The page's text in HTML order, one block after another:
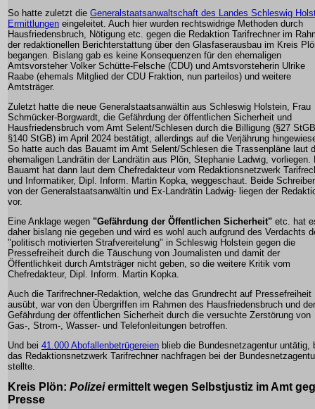
So hatte zuletzt die Generalstaatsanwaltschaft des Landes Schleswig
Ermittlungen eingeleitet. Auch hier wurden rechtswidrige Methoden durch
Hausfriedensbruch, Nötigung etc. gegen die Redaktion Tarifrechner im
der redaktionellen Berichterstattung über den Glasfaserausbau im Kreis
begangen. Bislang gab es keine Konsequenzen für den ehemaligen
Amtsvorsteher Volker Schütte-Felsche (CDU) und Amtsvorsteherin Ulrike
Raabe (ehemals Mitglied der CDU Fraktion, nun parteilos) und weitere
Amtsträger.
Zuletzt hatte die neue Generalstaatsanwältin aus Schleswig Holstein, Frau
Schmücker-Borgwardt, die Gefährdung der öffentlichen Sicherheit und
Hausfriedensbruch vom Amt Selent/Schlesen durch die Billigung (§27
§140 StGB) im April 2024 bestätigt, allerdings auf die Verjährung
So hatte auch das Bauamt im Amt Selent/Schlesen die Trassenpläne laut
ehemaligen Landrätin der Landrätin aus Plön, Stephanie Ladwig, vorliegen.
Bauamt hat dann laut dem Chefredakteur vom Redaktionsnetzwerk
und Informatiker, Dipl. Inform. Martin Kopka, weggeschaut. Beide
von der Generalstaatsanwältin und Ex-Landrätin Ladwig- liegen der
vor.
Eine Anklage wegen "Gefährdung der Öffentlichen Sicherheit" etc. hat
daher bislang nie gegeben und wird es wohl auch aufgrund des Verdachts
"politisch motivierten Strafvereitelung" in Schleswig Holstein gegen die
Pressefreiheit durch die Täuschung von Journalisten und damit der
Öffentlichkeit durch Amtsträger nicht geben, so die weitere Kritik vom
Chefredakteur, Dipl. Inform. Martin Kopka.
Auch die Tarifrechner-Redaktion, welche das Grundrecht auf Pressefreiheit
ausübt, war von den Übergriffen im Rahmen des Hausfriedensbruch und der
Gefährdung der öffentlichen Sicherheit durch die versuchte Zerstörung von
Gas-, Strom-, Wasser- und Telefonleitungen betroffen.
Und bei 41.000 Abofallenbetrügereien blieb die Bundesnetzagentur untätig,
das Redaktionsnetzwerk Tarifrechner nachfragen bei der
stellte.
Kreis Plön: Polizeiermittelt wegen Selbstjustiz im Amt
Presse